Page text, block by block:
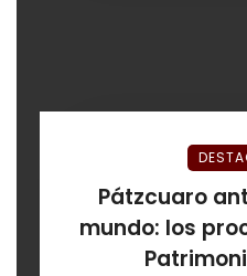
Pátzcuaro
mundo: los